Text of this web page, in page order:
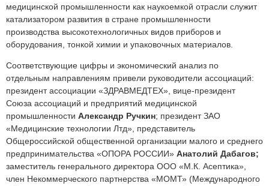
медицинской промышленности как наукоемкой отрасли служит
катализатором развития в стране промышленности
производства высокотехнологичных видов приборов и
оборудования, тонкой химии и упаковочных материалов.
Соответствующие цифры и экономический анализ по
отдельным направлениям привели руководители ассоциаций:
президент ассоциации «ЗДРАВМЕДТЕХ», вице-президент
Союза ассоциаций и предприятий медицинской
промышленности Александр Ручкин; президент ЗАО
«Медицинские технологии Лтд», представитель
Общероссийской общественной организации малого и среднего
предпринимательства «ОПОРА РОССИИ» Анатолий Дабагов;
заместитель генерального директора ООО «М.К. Асептика»,
член Некоммерческого партнерства «МОМТ» (Международного